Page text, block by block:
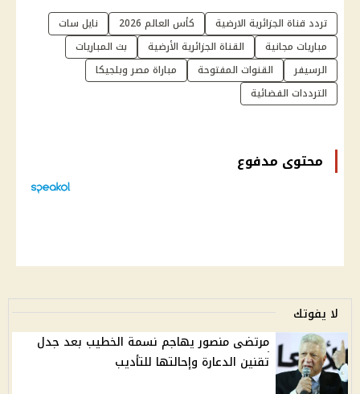
تردد قناة الجزائرية الارضية كأس العالم 2026
نايل سات
مباريات مجانية
القناة الجزائرية الأرضية
بث المباريات
الرسيفر
القنوات المفتوحة
مباراة مصر وبلجيكا
الترددات الفضائية
محتوى مدفوع
لا يفوتك
مرتضى منصور يهاجم نسمة الخطيب بعد جدل
تقنين الدعارة وإحالتها للتأديب